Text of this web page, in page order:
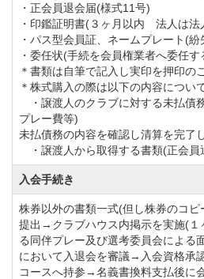
・正会員退会届(様式11号)
・印鑑証明書(３ヶ月以内 法人は法
・パス型会員証、ネームプレート(
・委任状(手続を会員権業者へ委任す
＊書類は自筆で記入し実印を押印の
＊株式購入の際は以下の内容につい
・譲渡人のクラブに対する未払債
プレー費等)
未払債務の内容を確認し清算を完了
・譲渡人から取得する書類(正会員
入会手続き
株券以外の書類一式(但し株券のコ
提出→クラブハウス内掲示を実施(
る同伴プレー及び選考委員会による
において入退会を審議→入会資格承
コースへ持参→名義書換料支払後に